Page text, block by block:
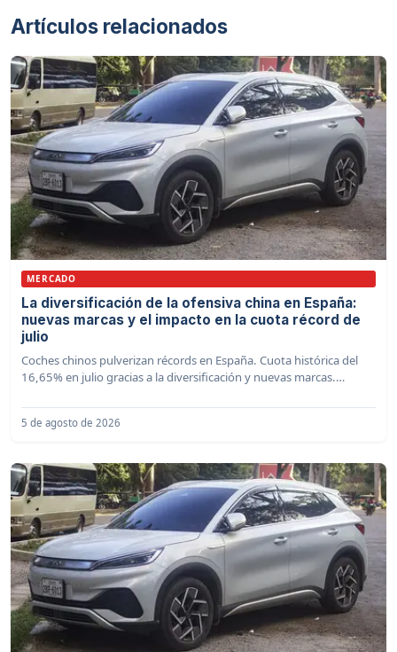
Artículos relacionados
MERCADO
La diversificación de la ofensiva china en España:
nuevas marcas y el impacto en la cuota récord de
julio
Coches chinos pulverizan récords en España. Cuota histórica del
16,65% en julio gracias a la diversificación y nuevas marcas.
5 de agosto de 2026